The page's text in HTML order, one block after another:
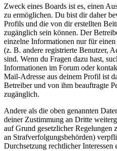
Zweck eines Boards ist es, einen
zu ermöglichen. Du bist dir daher
Profils und die von dir erstellten
zugänglich sein können. Der
einzelne Informationen nur für
(z. B. andere registrierte Benutzer,
sind. Wenn du Fragen dazu hast,
Informationen im Forum oder
Mail-Adresse aus deinem Profil ist
Betreiber und von ihm beauftragte
zugänglich.
Andere als die oben genannten
deiner Zustimmung an Dritte
auf Grund gesetzlicher Regelungen
an Strafverfolgungsbehörden)
Durchsetzung rechtlicher Interessen